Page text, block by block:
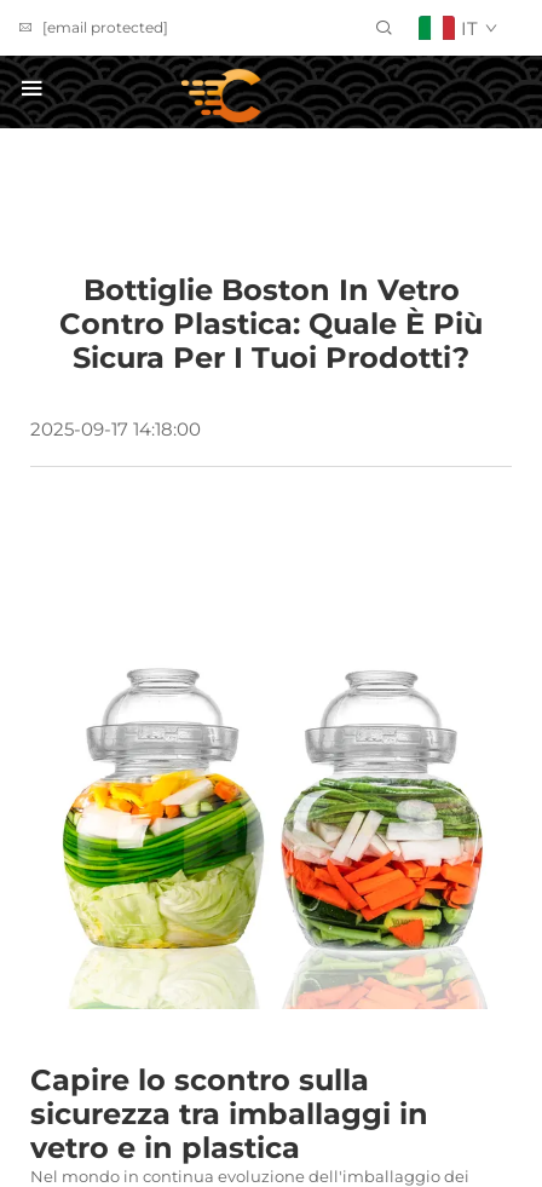
[email protected] IT
Bottiglie Boston In Vetro
Contro Plastica: Quale È Più
Sicura Per I Tuoi Prodotti?
2025-09-17 14:18:00
Capire lo scontro sulla
sicurezza tra imballaggi in
vetro e in plastica
Nel mondo in continua evoluzione dell'imballaggio dei